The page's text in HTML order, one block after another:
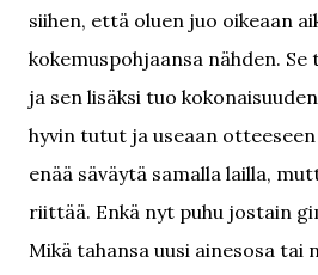
siihen, että oluen juo oikeaan
kokemuspohjaansa nähden.
ja sen lisäksi tuo
hyvin tutut ja useaan
enää säväytä samalla lailla,
riittää. Enkä nyt puhu jostain
Mikä tahansa uusi ainesosa tai